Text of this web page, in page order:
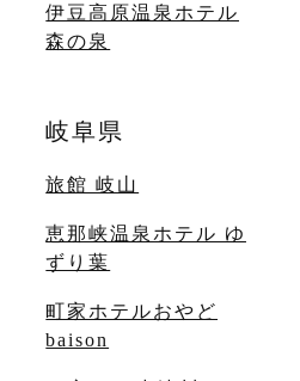
伊豆高原温泉ホテル
森の泉
岐阜県
旅館 岐山
恵那峡温泉ホテル ゆ
ずり葉
町家ホテルおやど
baison